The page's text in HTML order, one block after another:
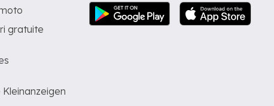
gratuite